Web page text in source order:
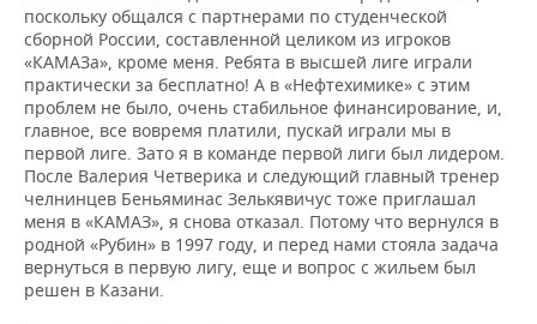
поскольку общался с партнерами по студенческой
сборной России, составленной целиком из игроков
«КАМАЗа», кроме меня. Ребята в высшей лиге играли
практически за бесплатно! А в «Нефтехимике» с этим
проблем не было, очень стабильное финансирование, и,
главное, все вовремя платили, пускай играли мы в
первой лиге. Зато я в команде первой лиги был лидером.
После Валерия Четверика и следующий главный тренер
челнинцев Беньяминас Зелькявичус тоже приглашал
меня в «КАМАЗ», я снова отказал. Потому что вернулся в
родной «Рубин» в 1997 году, и перед нами стояла задача
вернуться в первую лигу, еще и вопрос с жильем был
решен в Казани.